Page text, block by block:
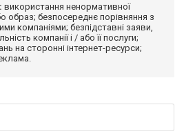
використання ненормативної
образ; безпосереднє порівняння з
компаніями; безпідставні заяви,
компанії і / або її послуги;
на сторонні інтернет-ресурси;